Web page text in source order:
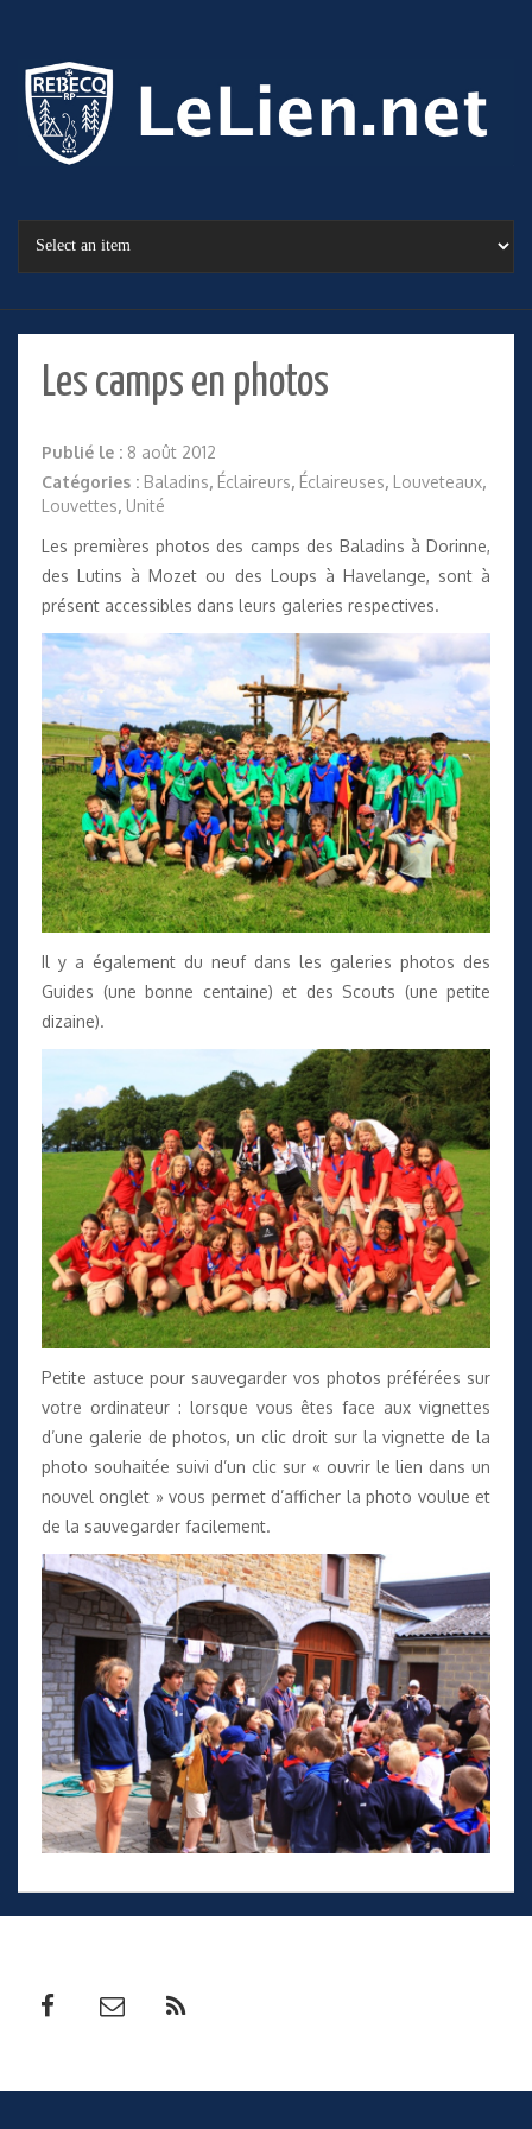
Les camps en photos
Publié le : 8 août 2012
Catégories : Baladins, Éclaireurs, Éclaireuses, Louveteaux,
Louvettes, Unité
Les premières photos des camps des Baladins à Dorinne,
des Lutins à Mozet ou des Loups à Havelange, sont à
présent accessibles dans leurs galeries respectives.
Il y a également du neuf dans les galeries photos des
Guides (une bonne centaine) et des Scouts (une petite
dizaine).
Petite astuce pour sauvegarder vos photos préférées sur
votre ordinateur : lorsque vous êtes face aux vignettes
d’une galerie de photos, un clic droit sur la vignette de la
photo souhaitée suivi d’un clic sur « ouvrir le lien dans un
nouvel onglet » vous permet d’afficher la photo voulue et
de la sauvegarder facilement.